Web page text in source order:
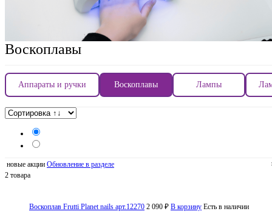
Воскоплавы
Аппараты и ручки Воскоплавы Лампы
новые акции Обновление в разделе
2 товара
Воскоплав Frutti Planet nails арт.12270 2 090 ₽ В корзину Есть в наличии